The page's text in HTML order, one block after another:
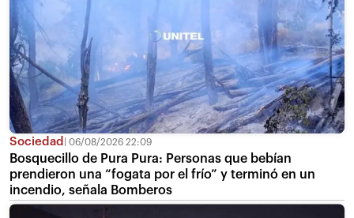
Sociedad 06/08/2026 22:09
Bosquecillo de Pura Pura: Personas que bebían
prendieron una “fogata por el frío” y terminó en un
incendio, señala Bomberos